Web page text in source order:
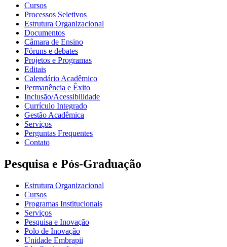
Cursos
Processos Seletivos
Estrutura Organizacional
Documentos
Câmara de Ensino
Fóruns e debates
Projetos e Programas
Editais
Calendário Acadêmico
Permanência e Êxito
Inclusão/Acessibilidade
Currículo Integrado
Gestão Acadêmica
Serviços
Perguntas Frequentes
Contato
Pesquisa e Pós-Graduação
Estrutura Organizacional
Cursos
Programas Institucionais
Serviços
Pesquisa e Inovação
Polo de Inovação
Unidade Embrapii